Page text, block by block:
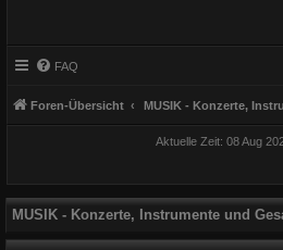
FAQ
Foren-Übersicht MUSIK - Konzerte,
Aktuelle Zeit: 08 Aug
MUSIK - Konzerte, Instrumente und